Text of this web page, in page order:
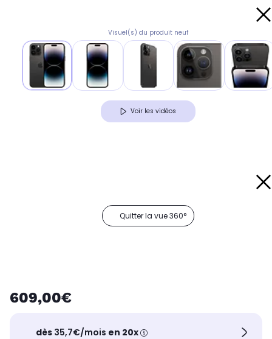
Visuel(s) du produit neuf
Voir les vidéos
Quitter la vue 360°
609,00€
dès 35,7€/mois en 20x